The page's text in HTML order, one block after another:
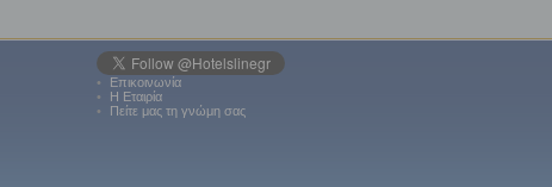
•
Επικοινωνία
•
Η Εταιρία
•
Πείτε μας τη γνώμη σας